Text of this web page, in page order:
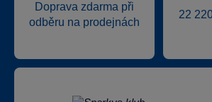
Doprava zdarma při
odběru na prodejnách
22